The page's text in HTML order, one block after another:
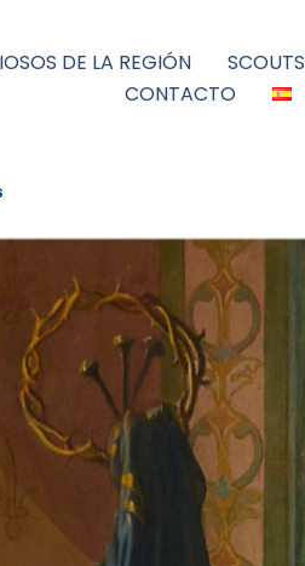
DE LA REGIÓN
SCOUTS
CONTACTO